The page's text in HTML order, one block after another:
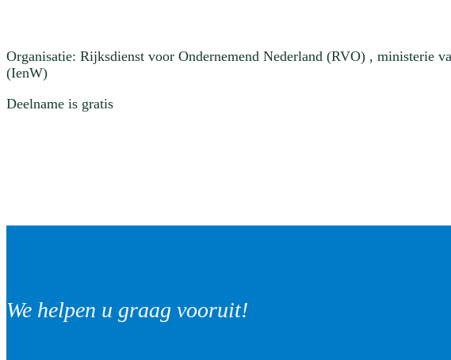
Organisatie: Rijksdienst voor Ondernemend Nederland (RVO) , ministerie
(IenW)
Deelname is gratis
We helpen u graag vooruit!